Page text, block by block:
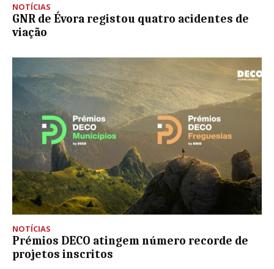
NOTÍCIAS
GNR de Évora registou quatro acidentes de
viação
NOTÍCIAS
Prémios DECO atingem número recorde de
projetos inscritos